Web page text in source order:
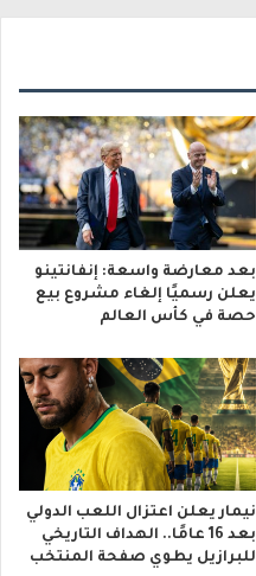
بعد معارضة واسعة: إنفانتينو
يعلن رسميًا إلغاء مشروع بيع
حصة في كأس العالم
نيمار يعلن اعتزال اللعب الدولي
بعد 16 عامًا.. الهداف التاريخي
للبرازيل يطوي صفحة المنتخب